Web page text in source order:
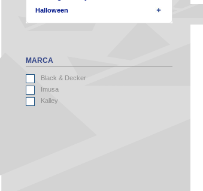
Halloween
MARCA
Black & Decker
Imusa
Kalley